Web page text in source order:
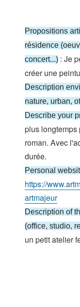
Propositions
résidence
concert...) : Je
créer une
Description
nature, urban,
Describe your
plus
roman. Avec
durée.
Personal
https://
artmajeur
Description of
(office, studio,
un petit atelier